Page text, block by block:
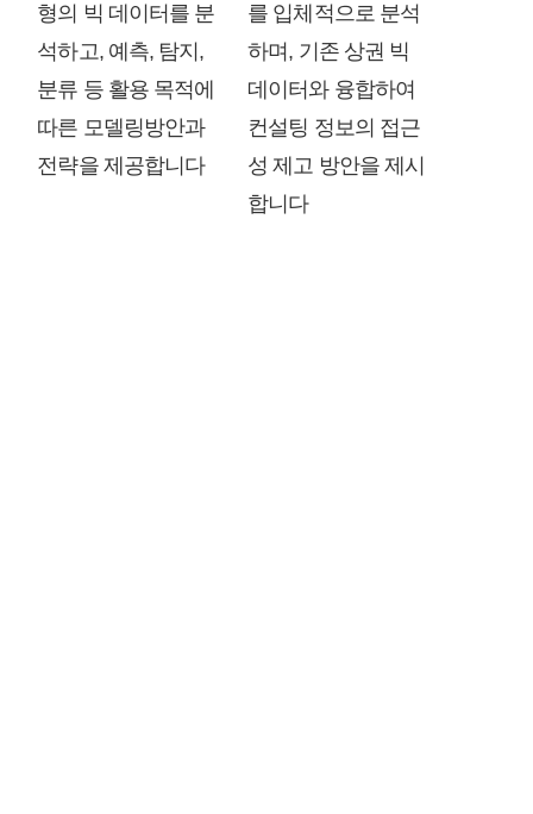
형의 빅 데이터를 분
석하고, 예측, 탐지,
분류 등 활용 목적에
따른 모델링방안과
전략을 제공합니다
를 입체적으로 분석
하며, 기존 상권 빅
데이터와 융합하여
컨설팅 정보의 접근
성 제고 방안을 제시
합니다